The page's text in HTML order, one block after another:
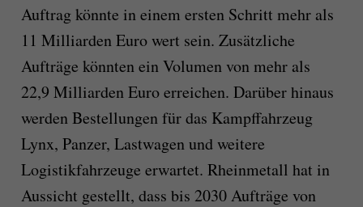
Auftrag könnte in einem ersten Schritt mehr als
11 Milliarden Euro wert sein. Zusätzliche
Aufträge könnten ein Volumen von mehr als
22,9 Milliarden Euro erreichen. Darüber hinaus
werden Bestellungen für das Kampffahrzeug
Lynx, Panzer, Lastwagen und weitere
Logistikfahrzeuge erwartet. Rheinmetall hat in
Aussicht gestellt, dass bis 2030 Aufträge von